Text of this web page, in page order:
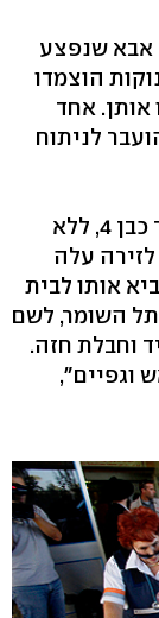
אבא שנפצע
הוצמדו
אותן. אחד
לניתוח
לבית החולים ברזילי באשקלון הגיע ילד כבן 4, ללא
לזירה עלה
אותו לבית
השומר, לשם
וחבלת חזה.
וגפיים",